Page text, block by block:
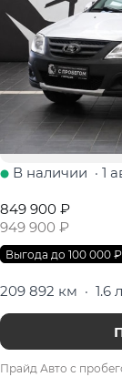
В наличии · 1
849 900 ₽
949 900 ₽
Выгода до 100 000 ₽
209 892 км · 1.6
Прайд Авто с